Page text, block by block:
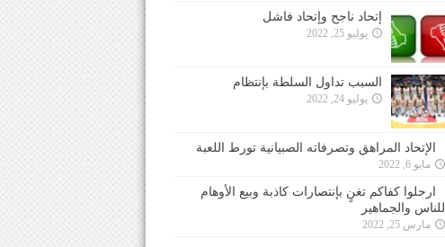
إتحاد ناجح وإتحاد فاشل
يوليو 25, 2022
السبب تداول السلطة بإنتظام
يوليو 24, 2022
الإتحاد المراهق وتصرفاته الصبيانية تورط اللعبة
مايو 6, 2022
ارحلوا كفاكم تغنٍ بإنتصارات كاذبة وبيع الأوهام
للناس والجماهير
مارس 25, 2022